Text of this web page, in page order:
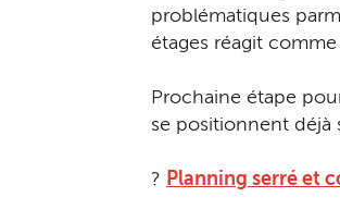
problématiques
étages réagit
Prochaine étape
se positionnent déjà
? Planning serré et